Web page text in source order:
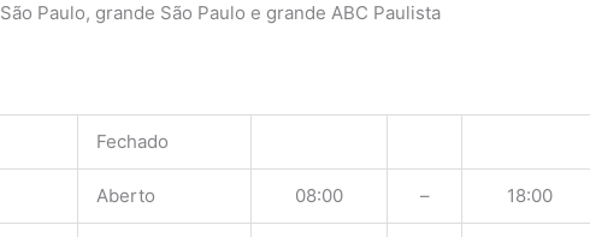
São Paulo, grande São Paulo e grande ABC Paulista
Fechado
Aberto 08:00 – 18:00